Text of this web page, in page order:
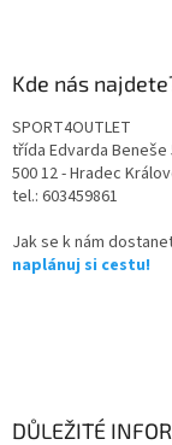
Kde nás
SPORT4OUTLET
třída Edvarda Beneše
500 12 - Hradec
tel.: 603459861
Jak se k nám
naplánuj si cestu!
DŮLEŽITÉ